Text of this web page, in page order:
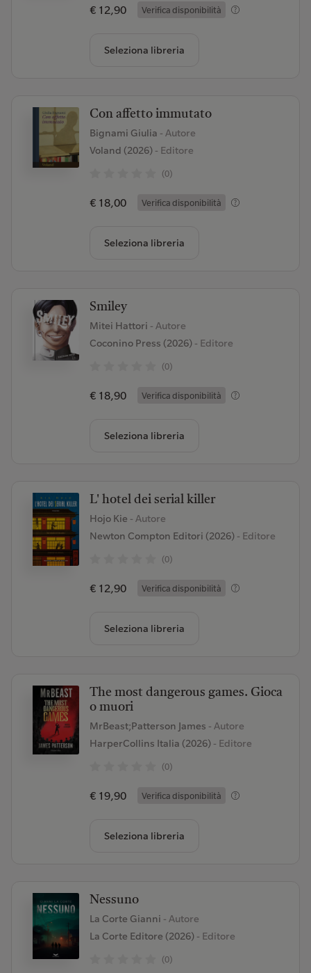
€ 12,90 Verifica disponibilità
Seleziona libreria
Con affetto immutato
Bignami Giulia - Autore
Voland (2026)- Editore
(0)
€ 18,00 Verifica disponibilità
Seleziona libreria
Smiley
Mitei Hattori - Autore
Coconino Press (2026)- Editore
(0)
€ 18,90 Verifica disponibilità
Seleziona libreria
L' hotel dei serial killer
Hojo Kie - Autore
Newton Compton Editori (2026)- Editore
(0)
€ 12,90 Verifica disponibilità
Seleziona libreria
The most dangerous games. Gioca
o muori
MrBeast;Patterson James - Autore
HarperCollins Italia (2026)- Editore
(0)
€ 19,90 Verifica disponibilità
Seleziona libreria
Nessuno
La Corte Gianni - Autore
La Corte Editore (2026)- Editore
(0)